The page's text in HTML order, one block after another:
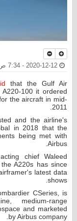
that the Gulf Air
100 it ordered
the aircraft in mid-
2011.
and the airline's
in 2018 that the
being met with
Airbus.
chief Waleed
A220s has since
latest data
shows.
CSeries, is
medium-range
and marketed
by Airbus company.